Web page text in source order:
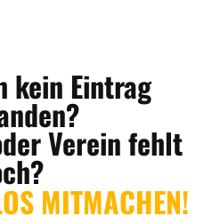
kein Eintrag
Verein fehlt
MITMACHEN!